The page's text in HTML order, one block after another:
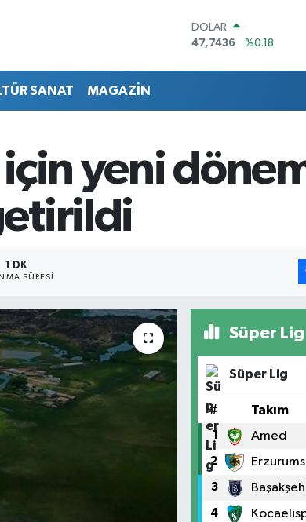
DOLAR
47,7436
%0.18
BİST100
13.779
%-14
BITCOIN
SANAT MAGAZİN
yeni
1 DK
SÜRESI
Süper
Süper Lig
# Takım
1 Amed
2
3
4